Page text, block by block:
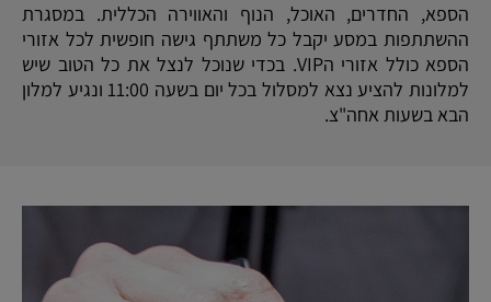
הספא, החדרים, האוכל, הנוף והאווירה הכללית. במסגרת
ההשתתפות במסע יקבל כל משתתף גישה חופשית לכל אזורי
הספא כולל אזורי הVIP. בכדי שנוכל לנצל את כל הטוב שיש
למלונות להציע נצא למסלול בכל יום בשעה 11:00 ונגיע למלון
הבא בשעות אחה"צ.